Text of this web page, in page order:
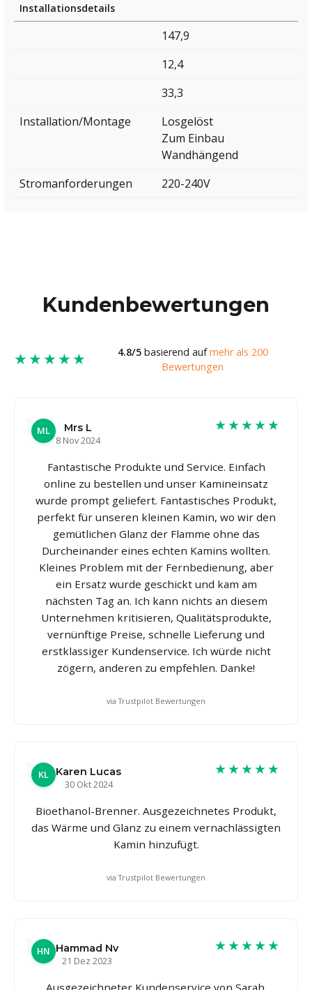
Installationsdetails
147,9
12,4
33,3
Installation/Montage
Losgelöst
Zum Einbau
Wandhängend
Stromanforderungen
220-240V
Kundenbewertungen
★★★★★ 4.8/5basierend aufmehr als 200
Bewertungen
ML
Mrs L
8 Nov 2024
★★★★★
Fantastische Produkte und Service. Einfach
online zu bestellen und unser Kamineinsatz
wurde prompt geliefert. Fantastisches Produkt,
perfekt für unseren kleinen Kamin, wo wir den
gemütlichen Glanz der Flamme ohne das
Durcheinander eines echten Kamins wollten.
Kleines Problem mit der Fernbedienung, aber
ein Ersatz wurde geschickt und kam am
nächsten Tag an. Ich kann nichts an diesem
Unternehmen kritisieren, Qualitätsprodukte,
vernünftige Preise, schnelle Lieferung und
erstklassiger Kundenservice. Ich würde nicht
zögern, anderen zu empfehlen. Danke!
via Trustpilot Bewertungen
KL
Karen Lucas
30 Okt 2024
★★★★★
Bioethanol-Brenner. Ausgezeichnetes Produkt,
das Wärme und Glanz zu einem vernachlässigten
Kamin hinzufügt.
via Trustpilot Bewertungen
HN Hammad Nv
21 Dez 2023
★★★★★
Ausgezeichneter Kundenservice von Sarah.